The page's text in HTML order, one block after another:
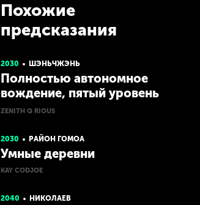
Похожие
предсказания
2030 ШЭНЬЧЖЭНЬ
Полностью автономное
вождение, пятый уровень
автономности
ZENITH Q RIOUS
2030 РАЙОН ГОМОА
Умные деревни
KAY CODJOE
2040 НИКОЛАЕВ